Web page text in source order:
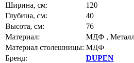
Ширина, см:
120
Глубина, см:
40
Высота, см:
76
Материал:
МДФ ,
Материал столешницы: МДФ
Бренд:
DUPEN